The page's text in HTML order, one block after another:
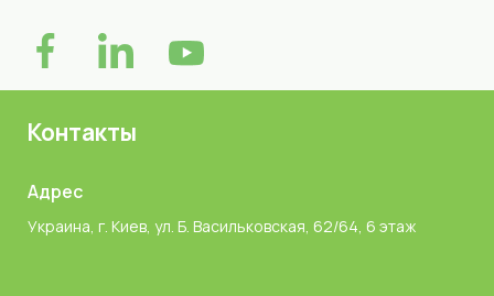
Контакты
Адрес
Украина, г. Киев, ул. Б. Васильковская, 62/64, 6 этаж